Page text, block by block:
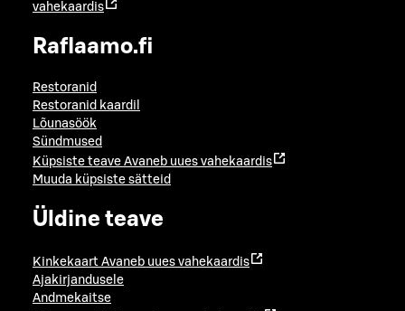
vahekaardis
Raflaamo.fi
Restoranid
Restoranid kaardil
Lõunasöök
Sündmused
Küpsiste teave Avaneb uues vahekaardis
Muuda küpsiste sätteid
Üldine teave
Kinkekaart Avaneb uues vahekaardis
Ajakirjandusele
Andmekaitse